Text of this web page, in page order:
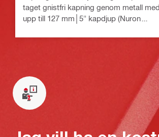
taget gnistfri kapning genom metall med
upp till 127 mm│5" kapdjup (Nuron